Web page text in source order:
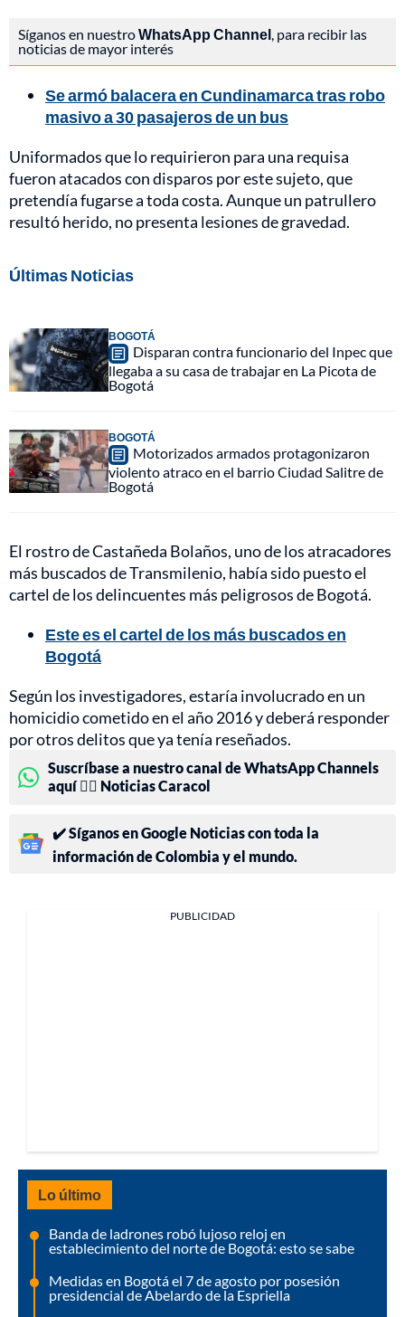
Síganos en nuestroWhatsApp Channel , para recibir las
noticias de mayor interés
Se armó balacera en Cundinamarca tras robo
masivo a 30 pasajeros de un bus
Uniformados que lo requirieron para una requisa
fueron atacados con disparos por este sujeto, que
pretendía fugarse a toda costa. Aunque un patrullero
resultó herido, no presenta lesiones de gravedad.
Últimas Noticias
BOGOTÁ
Disparan contra funcionario del Inpec que
llegaba a su casa de trabajar en La Picota de
Bogotá
BOGOTÁ
Motorizados armados protagonizaron
violento atraco en el barrio Ciudad Salitre de
Bogotá
El rostro de Castañeda Bolaños, uno de los atracadores
más buscados de Transmilenio, había sido puesto el
cartel de los delincuentes más peligrosos de Bogotá.
Este es el cartel de los más buscados en
Bogotá
Según los investigadores, estaría involucrado en un
homicidio cometido en el año 2016 y deberá responder
por otros delitos que ya tenía reseñados.
Suscríbase a nuestro canal de WhatsApp Channels
aquí 👉🏻 Noticias Caracol
✔️ Síganos en Google Noticias con toda la
información de Colombia y el mundo.
PUBLICIDAD
Lo último
Banda de ladrones robó lujoso reloj en
establecimiento del norte de Bogotá: esto se sabe
Medidas en Bogotá el 7 de agosto por posesión
presidencial de Abelardo de la Espriella